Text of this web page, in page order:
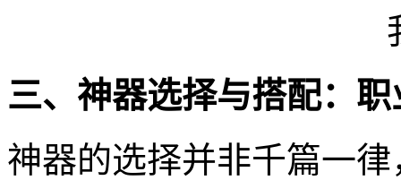
三、神器选择与搭配：
神器的选择并非千篇一